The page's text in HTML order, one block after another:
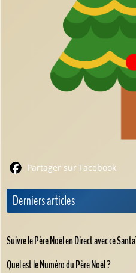
Partager sur Facebook
Derniers articles
Suivre le Père Noël en Direct avec ce
Quel est le Numéro du Père Noël ?